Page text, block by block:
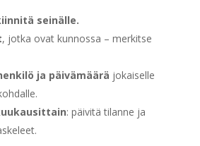
seinälle.
, jotka ovat kunnossa – merkitse
ja päivämäärä jokaiselle
: päivitä tilanne ja